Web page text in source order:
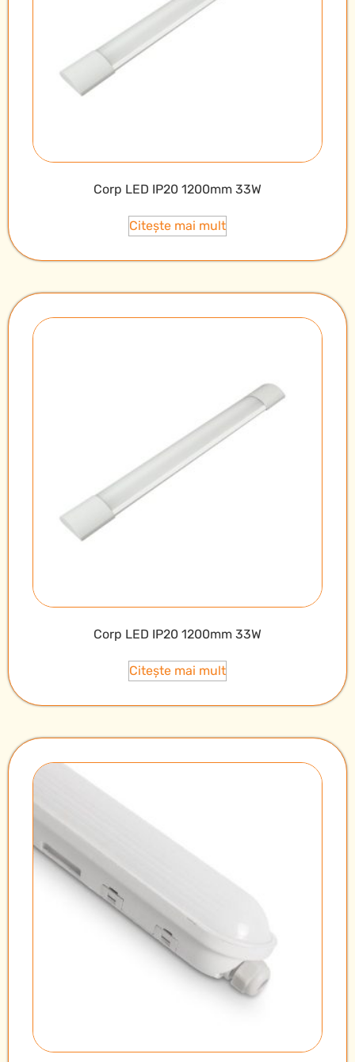
Corp LED IP20 1200mm 33W
Citește mai mult
Corp LED IP20 1200mm 33W
Citește mai mult